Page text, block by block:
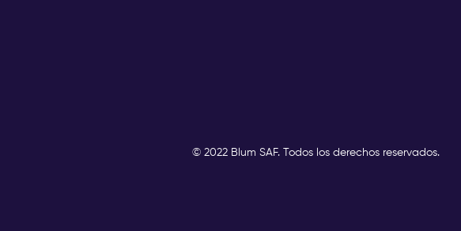
© 2022 Blum SAF. Todos los derechos reservados.